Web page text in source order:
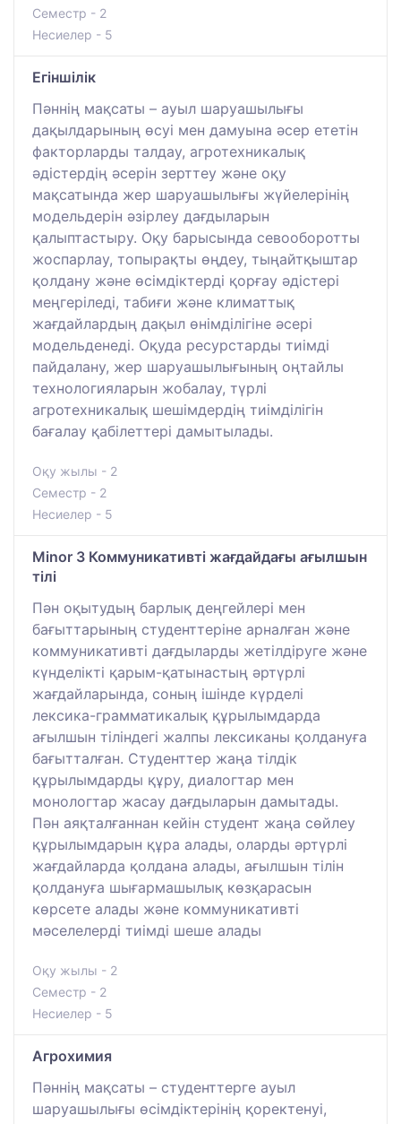
Семестр - 2
Несиелер - 5
Егіншілік
Пәннің мақсаты – ауыл шаруашылығы
дақылдарының өсуі мен дамуына әсер ететін
факторларды талдау, агротехникалық
әдістердің әсерін зерттеу және оқу
мақсатында жер шаруашылығы жүйелерінің
модельдерін әзірлеу дағдыларын
қалыптастыру. Оқу барысында севооборотты
жоспарлау, топырақты өңдеу, тыңайтқыштар
қолдану және өсімдіктерді қорғау әдістері
меңгеріледі, табиғи және климаттық
жағдайлардың дақыл өнімділігіне әсері
модельденеді. Оқуда ресурстарды тиімді
пайдалану, жер шаруашылығының оңтайлы
технологияларын жобалау, түрлі
агротехникалық шешімдердің тиімділігін
бағалау қабілеттері дамытылады.
Оқу жылы - 2
Семестр - 2
Несиелер - 5
Minor 3 Коммуникативті жағдайдағы ағылшын
тілі
Пән оқытудың барлық деңгейлері мен
бағыттарының студенттеріне арналған және
коммуникативті дағдыларды жетілдіруге және
күнделікті қарым-қатынастың әртүрлі
жағдайларында, соның ішінде күрделі
лексика-грамматикалық құрылымдарда
ағылшын тіліндегі жалпы лексиканы қолдануға
бағытталған. Студенттер жаңа тілдік
құрылымдарды құру, диалогтар мен
монологтар жасау дағдыларын дамытады.
Пән аяқталғаннан кейін студент жаңа сөйлеу
құрылымдарын құра алады, оларды әртүрлі
жағдайларда қолдана алады, ағылшын тілін
қолдануға шығармашылық көзқарасын
көрсете алады және коммуникативті
мәселелерді тиімді шеше алады
Оқу жылы - 2
Семестр - 2
Несиелер - 5
Агрохимия
Пәннің мақсаты – студенттерге ауыл
шаруашылығы өсімдіктерінің қоректенуі,